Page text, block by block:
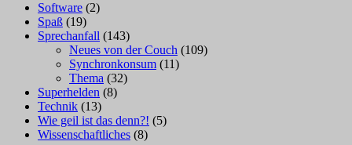
Software (2)
Spaß (19)
Sprechanfall (143)
Neues von der Couch (109)
Synchronkonsum (11)
Thema (32)
Superhelden (8)
Technik (13)
Wie geil ist das denn?! (5)
Wissenschaftliches (8)